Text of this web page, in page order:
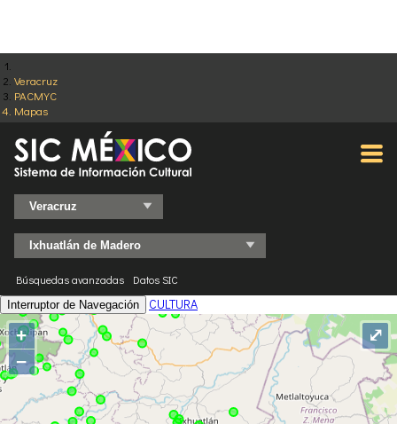
Veracruz
PACMYC
Mapas
Búsquedas avanzadas Datos SIC
Interruptor de Navegación CULTURA
+
−
⤢